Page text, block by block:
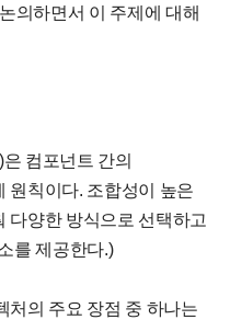
의하면서 이 주제에 대해
컴포넌트 간의
원칙이다. 조합성이 높은
다양한 방식으로 선택하고
를 제공한다.)
처의 주요 장점 중 하나는